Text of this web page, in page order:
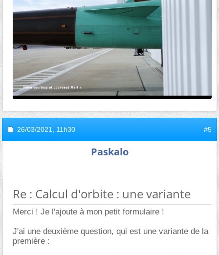
26/03/2021, 11h30 #5
Paskalo
Re : Calcul d'orbite : une variante
Merci ! Je l'ajoute à mon petit formulaire !
J'ai une deuxième question, qui est une variante de la
première :